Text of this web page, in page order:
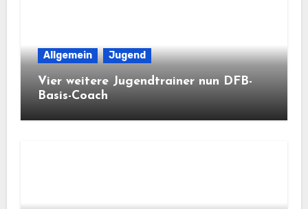
Allgemein Jugend
Vier weitere Jugendtrainer nun DFB-
Basis-Coach